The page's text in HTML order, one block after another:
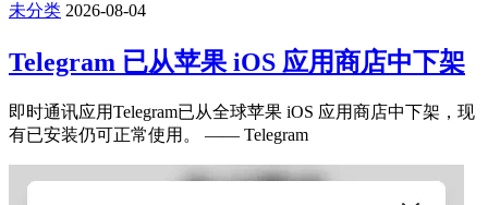
未分类 2026-08-04
Telegram 已从苹果 iOS 应用商店中下架
即时通讯应用Telegram已从全球苹果 iOS 应用商店中下架，现
有已安装仍可正常使用。 —— Telegram